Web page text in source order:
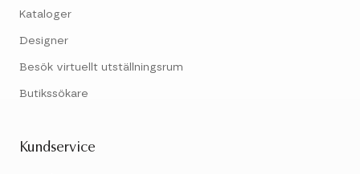
Kataloger
Designer
Besök virtuellt utställningsrum
Butikssökare
Kundservice